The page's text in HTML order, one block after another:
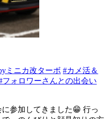
ミニカ改ターボ #カメ活＆
フォロワーさんとの出会い
参加してきました😁 行っ